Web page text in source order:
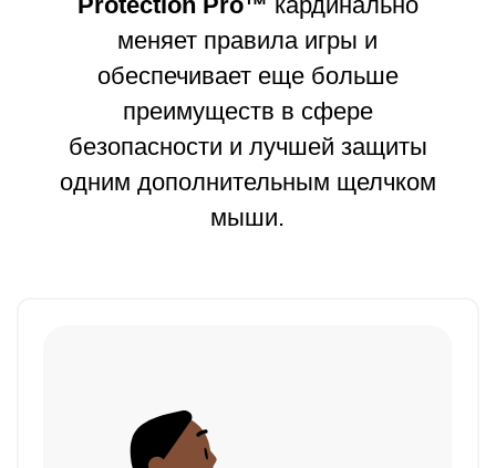
меняет правила игры и
обеспечивает еще больше
преимуществ в сфере
безопасности и лучшей защиты
одним дополнительным щелчком
мыши.